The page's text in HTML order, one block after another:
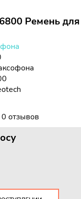
Ремень для
0 отзывов